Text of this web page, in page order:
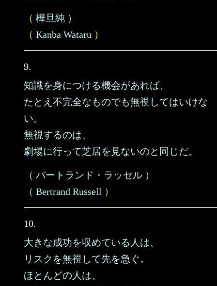
（ 樺旦純 ）
（ Kanba Wataru ）
9.
知識を身につける機会があれば、
たとえ不完全なものでも無視してはいけな
い。
無視するのは、
劇場に行って芝居を見ないのと同じだ。
（ バートランド・ラッセル ）
（ Bertrand Russell ）
10.
大きな成功を収めている人は、
リスクを無視して先を急ぐ。
ほとんどの人は、